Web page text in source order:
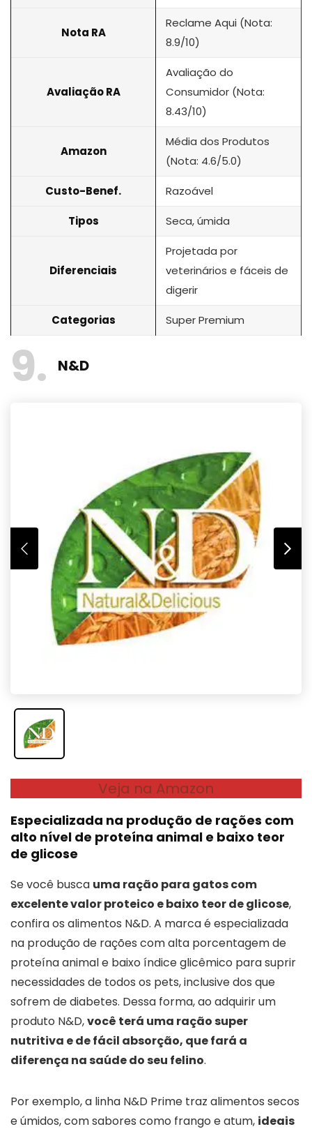
Nota RA
Reclame Aqui (Nota:
8.9/10)
Avaliação RA
Avaliação do
Consumidor (Nota:
8.43/10)
Amazon
Média dos Produtos
(Nota: 4.6/5.0)
Custo-Benef. Razoável
Tipos Seca, úmida
Diferenciais
Projetada por
veterinários e fáceis de
digerir
Categorias Super Premium
9 N&D
Veja na Amazon
Especializada na produção de rações com
alto nível de proteína animal e baixo teor
de glicose
Se você busca uma ração para gatos com
excelente valor proteico e baixo teor de glicose,
confira os alimentos N&D. A marca é especializada
na produção de rações com alta porcentagem de
proteína animal e baixo índice glicêmico para suprir
necessidades de todos os pets, inclusive dos que
sofrem de diabetes. Dessa forma, ao adquirir um
produto N&D,você terá uma ração super
nutritiva e de fácil absorção, que fará a
diferença na saúde do seu felino.
Por exemplo, a linha N&D Prime traz alimentos secos
e úmidos, com sabores como frango e atum, ideais